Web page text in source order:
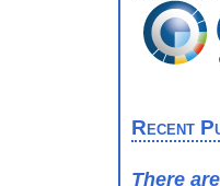
Recent
There